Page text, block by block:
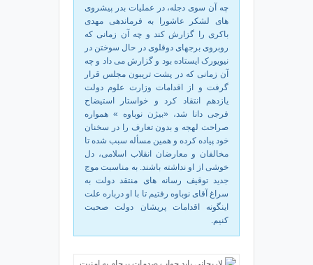
چه آن سوی دجله، در عملیات بدر پیشروی
های لشکر عاشورا به فرماندهی مهدی
باکری را گزارش کند و چه آن زمانی که
روبروی برجهای دوقلوی در حال سوختن در
نیویورک ایستاده بود و گزارش می داد و چه
آن زمانی که در پشت تریبون مجلس قرار
گرفت و از اقدامات وزارت علوم دولت
یازدهم انتقاد کرد و خواستار استیضاح
فرجی دانا شد، «بیژن نوباوه » همواره
صراحت لهجه و بدون تعارف را در سخنان
خود پیاده کرده و همین مسأله سبب شده تا
مخالفان و معارضان انقلاب اسلامی، دل
خوشی از او نداشته باشند. به مناسبت موج
جدید توقیف رسانه های منتقد دولت به
سراغ آقای نوباوه رفتیم تا با او درباره علت
اینگونه اقدامات پریشان دولت صحبت
کنیم.